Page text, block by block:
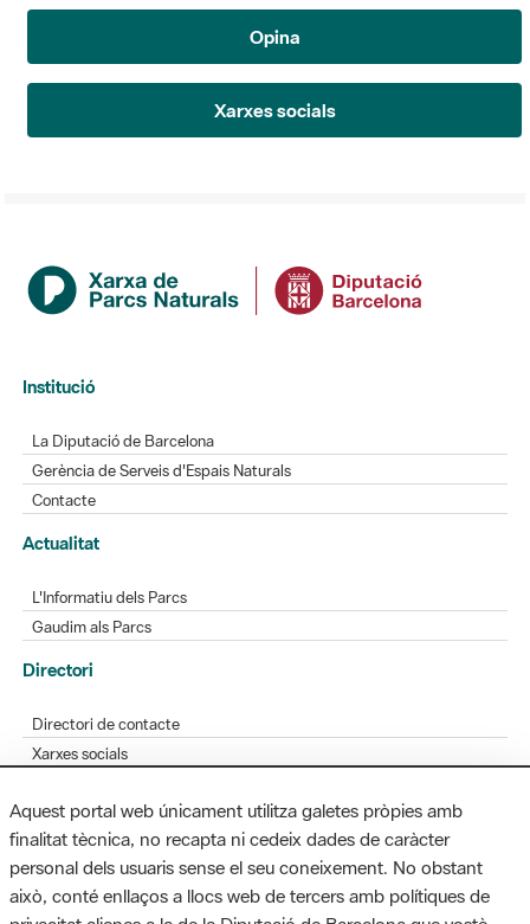
Opina
Xarxes socials
Institució
La Diputació de Barcelona
Gerència de Serveis d'Espais Naturals
Contacte
Actualitat
L'Informatiu dels Parcs
Gaudim als Parcs
Directori
Directori de contacte
Xarxes socials
Bústia de suggeriments
Opineu sobre els parcs
Aquest portal web únicament utilitza galetes pròpies amb
finalitat tècnica, no recapta ni cedeix dades de caràcter
personal dels usuaris sense el seu coneixement. No obstant
això, conté enllaços a llocs web de tercers amb polítiques de